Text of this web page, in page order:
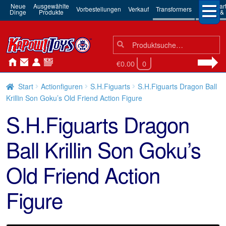
Neue
Dinge
Ausgewählte
Produkte Vorbestellungen Verkauf Transformers 3rd
Robots
Suchen
nach:
Suche
€0.00 0
Start Actionfiguren S.H.Figuarts
S.H.Figuarts Dragon Ball
Krillin Son Goku’s Old Friend Action Figure
S.H.Figuarts Dragon
Ball Krillin Son Goku’s
Old Friend Action
Figure